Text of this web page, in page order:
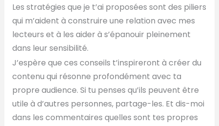
Les stratégies que je t’ai proposées sont des piliers
qui m’aident à construire une relation avec mes
lecteurs et à les aider à s’épanouir pleinement
dans leur sensibilité.
J’espère que ces conseils t’inspireront à créer du
contenu qui résonne profondément avec ta
propre audience. Si tu penses qu’ils peuvent être
utile à d’autres personnes, partage-les. Et dis-moi
dans les commentaires quelles sont tes propres